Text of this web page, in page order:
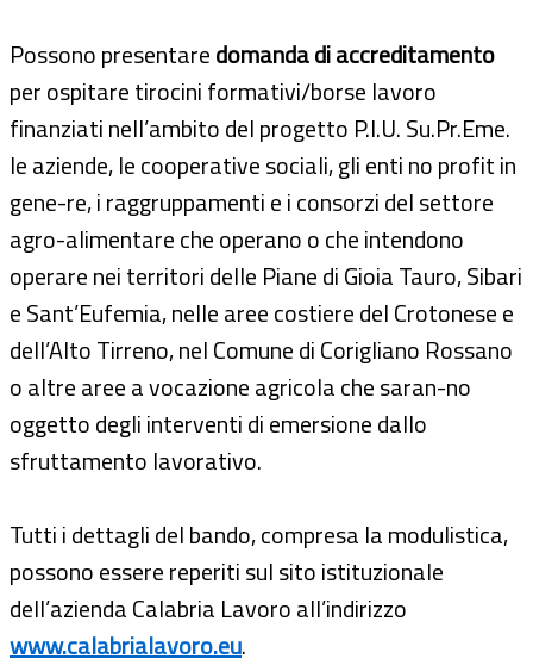
Possono presentaredomanda di accreditamento
per ospitare tirocini formativi/borse lavoro
finanziati nell’ambito del progetto P.I.U. Su.Pr.Eme.
le aziende, le cooperative sociali, gli enti no profit in
gene-re, i raggruppamenti e i consorzi del settore
agro-alimentare che operano o che intendono
operare nei territori delle Piane di Gioia Tauro, Sibari
e Sant’Eufemia, nelle aree costiere del Crotonese e
dell’Alto Tirreno, nel Comune di Corigliano Rossano
o altre aree a vocazione agricola che saran-no
oggetto degli interventi di emersione dallo
sfruttamento lavorativo.
Tutti i dettagli del bando, compresa la modulistica,
possono essere reperiti sul sito istituzionale
dell’azienda Calabria Lavoro all’indirizzo
www.calabrialavoro.eu.